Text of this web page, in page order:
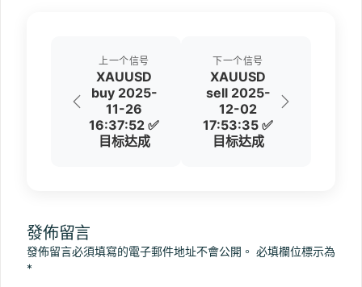
上一个信号
XAUUSD
buy 2025-
11-26
16:37:52 ✅
目标达成
下一个信号
XAUUSD
sell 2025-
12-02
17:53:35 ✅
目标达成
發佈留言
發佈留言必須填寫的電子郵件地址不會公開。 必填欄位標示為
*